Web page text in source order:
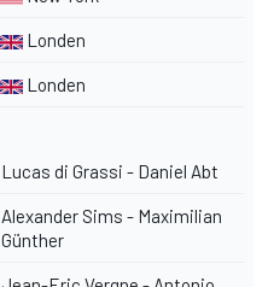
Londen
Londen
Lucas di Grassi - Daniel Abt
Alexander Sims - Maximilian
Günther